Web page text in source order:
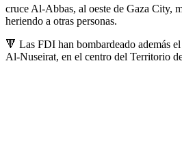
cruce Al-Abbas, al oeste de Gaza City,
heriendo a otras personas.
🔻 Las FDI han bombardeado además
Al-Nuseirat, en el centro del Territorio